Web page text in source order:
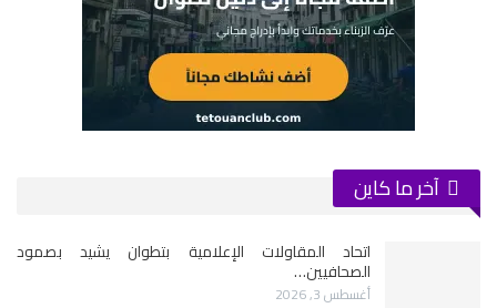
آخر ما كاين
اتحاد المقاولات الإعلامية بتطوان يشيد بصمود
الصحافيين…
أغسطس 3, 2026